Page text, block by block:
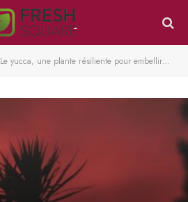
Le yucca, une plante résiliente pour embellir votre intérieur